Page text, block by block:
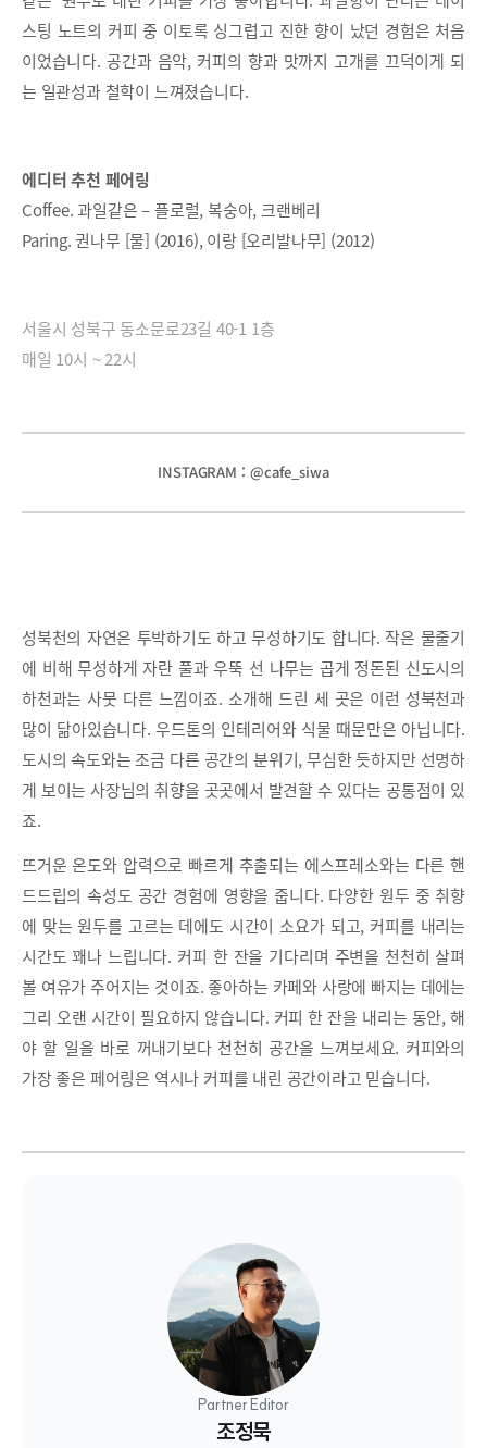
스팅 노트의 커피 중 이토록 싱그럽고 진한 향이 났던 경험은 처음
이었습니다. 공간과 음악, 커피의 향과 맛까지 고개를 끄덕이게 되
는 일관성과 철학이 느껴졌습니다.
에디터 추천 페어링
Coffee. 과일같은 – 플로럴, 복숭아, 크랜베리
Paring. 권나무 [물] (2016), 이랑 [오리발나무] (2012)
서울시 성북구 동소문로23길 40-1 1층
매일 10시 ~ 22시
INSTAGRAM : @cafe_siwa
성북천의 자연은 투박하기도 하고 무성하기도 합니다. 작은 물줄기
에 비해 무성하게 자란 풀과 우뚝 선 나무는 곱게 정돈된 신도시의
하천과는 사뭇 다른 느낌이죠. 소개해 드린 세 곳은 이런 성북천과
많이 닮아있습니다. 우드톤의 인테리어와 식물 때문만은 아닙니다.
도시의 속도와는 조금 다른 공간의 분위기, 무심한 듯하지만 선명하
게 보이는 사장님의 취향을 곳곳에서 발견할 수 있다는 공통점이 있
죠.
뜨거운 온도와 압력으로 빠르게 추출되는 에스프레소와는 다른 핸
드드립의 속성도 공간 경험에 영향을 줍니다. 다양한 원두 중 취향
에 맞는 원두를 고르는 데에도 시간이 소요가 되고, 커피를 내리는
시간도 꽤나 느립니다. 커피 한 잔을 기다리며 주변을 천천히 살펴
볼 여유가 주어지는 것이죠. 좋아하는 카페와 사랑에 빠지는 데에는
그리 오랜 시간이 필요하지 않습니다. 커피 한 잔을 내리는 동안, 해
야 할 일을 바로 꺼내기보다 천천히 공간을 느껴보세요. 커피와의
가장 좋은 페어링은 역시나 커피를 내린 공간이라고 믿습니다.
Partner Editor
조정묵